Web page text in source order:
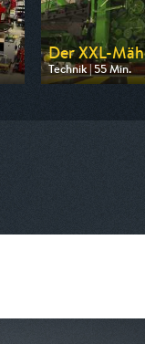
Der XXL-
Technik | 55 Min.
Ausgestrahlt von